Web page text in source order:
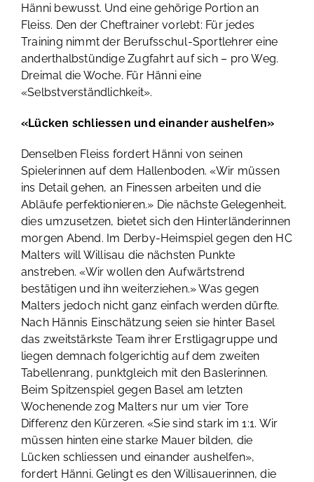
Hänni bewusst. Und eine gehörige Portion an
Fleiss. Den der Cheftrainer vorlebt: Für jedes
Training nimmt der Berufsschul-Sportlehrer eine
anderthalbstündige Zugfahrt auf sich – pro Weg.
Dreimal die Woche. Für Hänni eine
«Selbstverständlichkeit».
«Lücken schliessen und einander aushelfen»
Denselben Fleiss fordert Hänni von seinen
Spielerinnen auf dem Hallenboden. «Wir müssen
ins Detail gehen, an Finessen arbeiten und die
Abläufe perfektionieren.» Die nächste Gelegenheit,
dies umzusetzen, bietet sich den Hinterländerinnen
morgen Abend. Im Derby-Heimspiel gegen den HC
Malters will Willisau die nächsten Punkte
anstreben. «Wir wollen den Aufwärtstrend
bestätigen und ihn weiterziehen.» Was gegen
Malters jedoch nicht ganz einfach werden dürfte.
Nach Hännis Einschätzung seien sie hinter Basel
das zweitstärkste Team ihrer Erstligagruppe und
liegen demnach folgerichtig auf dem zweiten
Tabellenrang, punktgleich mit den Baslerinnen.
Beim Spitzenspiel gegen Basel am letzten
Wochenende zog Malters nur um vier Tore
Differenz den Kürzeren. «Sie sind stark im 1:1. Wir
müssen hinten eine starke Mauer bilden, die
Lücken schliessen und einander aushelfen»,
fordert Hänni. Gelingt es den Willisauerinnen, die